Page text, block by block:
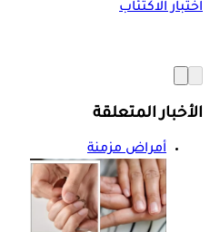
اختبار الاكتئاب
الأخبار المتعلقة
أمراض مزمنة